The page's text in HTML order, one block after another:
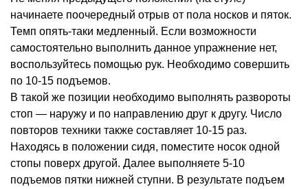
начинаете поочередный отрыв от пола носков и пяток.
Темп опять-таки медленный. Если возможности
самостоятельно выполнить данное упражнение нет,
воспользуйтесь помощью рук. Необходимо совершить
по 10-15 подъемов.
В такой же позиции необходимо выполнять развороты
стоп — наружу и по направлению друг к другу. Число
повторов техники также составляет 10-15 раз.
Находясь в положении сидя, поместите носок одной
стопы поверх другой. Далее выполняете 5-10
подъемов пятки нижней ступни. В результате подъем